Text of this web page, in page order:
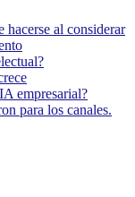
hacerse al considerar
empresarial?
para los canales.